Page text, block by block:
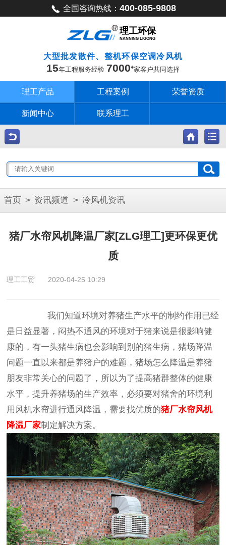
全国咨询热线： 400-085-9808
理工环保
NANNING LIGONG
大型批发散件、整机环保空调冷风机
15年工程服务经验 7000 家客户共同选择
理工产品 工程案例 荣誉资质
新闻中心 联系理工
首页 > 资讯频道 > 冷风机资讯
猪厂水帘风机降温厂家[ZLG理工]更环保更优
质
理工工贸 2020-04-25 10:29
我们知道环境对养猪生产水平的制约作用已经
是日益显著，闷热不通风的环境对于猪来说是很影响健
康的，有一头猪生病也会影响到别的猪生病，猪场降温
问题一直以来都是养猪户的难题，猪场怎么降温是养猪
朋友非常关心的问题了，所以为了提高猪群整体的健康
水平，提升养猪场的生产效率，必须要对猪舍的环境利
用风机水帘进行通风降温，需要找优质的猪厂水帘风机
降温厂家制定解决方案。